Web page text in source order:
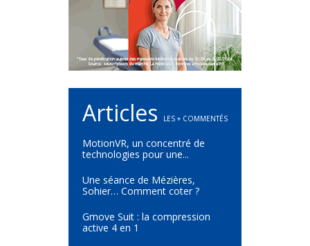
Articles LES + COMMENTÉS
MotionVR, un concentré de
technologies pour une...
Une séance de Mézières,
Sohier… Comment coter ?
Gmove Suit : la compression
active 4 en 1